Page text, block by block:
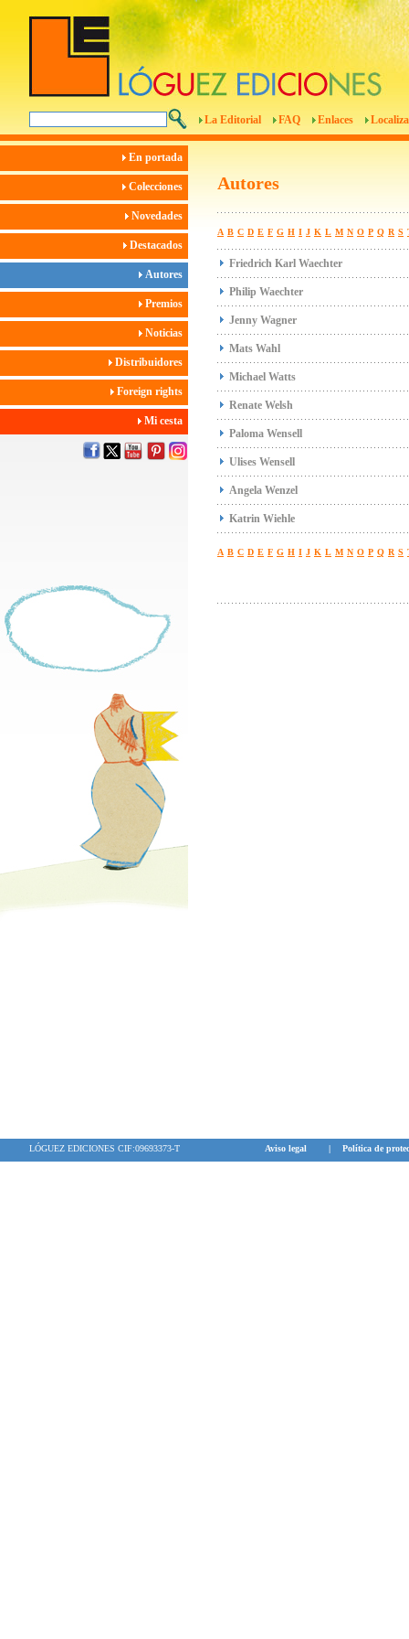
La Editorial FAQ Enlaces
En portada
Colecciones
Novedades
Destacados
Autores
Premios
Noticias
Distribuidores
Foreign rights
Mi cesta
Autores
A B C D E F G H I J K L M N O P Q R S
Friedrich Karl Waechter
Philip Waechter
Jenny Wagner
Mats Wahl
Michael Watts
Renate Welsh
Paloma Wensell
Ulises Wensell
Angela Wenzel
Katrin Wiehle
A B C D E F G H I J K L M N O P Q R S
LÓGUEZ EDICIONES CIF:09693373-T Aviso legal | Política de